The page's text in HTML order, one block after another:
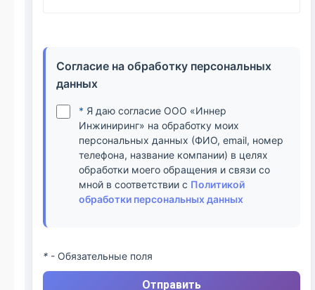
Согласие на обработку персональных
данных
* Я даю согласие ООО «Иннер
Инжиниринг» на обработку моих
персональных данных (ФИО, email, номер
телефона, название компании) в целях
обработки моего обращения и связи со
мной в соответствии с Политикой
обработки персональных данных
* - Обязательные поля
Отправить